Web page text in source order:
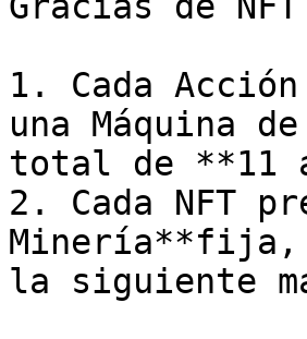
1. Cada
una Máquina
total de **11
2. Cada NFT
Minería**fija,
la siguiente